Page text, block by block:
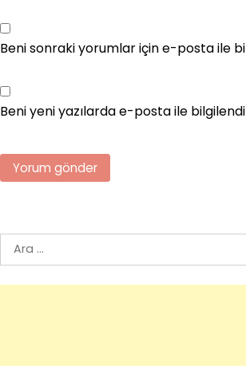
Beni sonraki yorumlar için e-posta ile
Beni yeni yazılarda e-posta ile
Arama: